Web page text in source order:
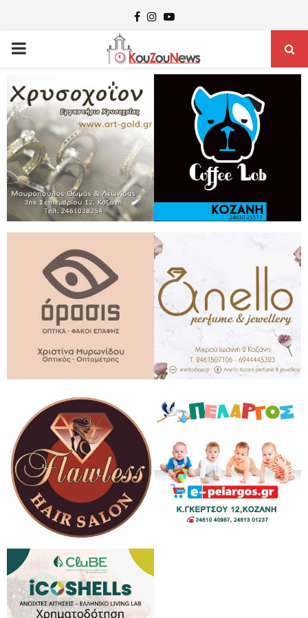
Facebook
Instagram
Youtube
PRIMARY
MENU